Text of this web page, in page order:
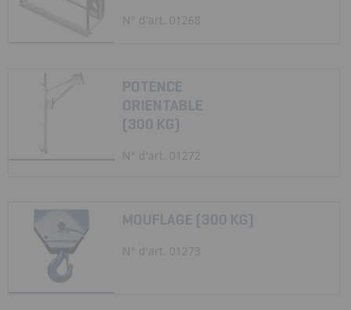
N° d'art. 01268
POTENCE
ORIENTABLE
(300 KG)
N° d'art. 01272
MOUFLAGE (300 KG)
N° d'art. 01273